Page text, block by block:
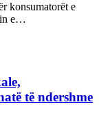
konsumatorët e
e…
të ndershme